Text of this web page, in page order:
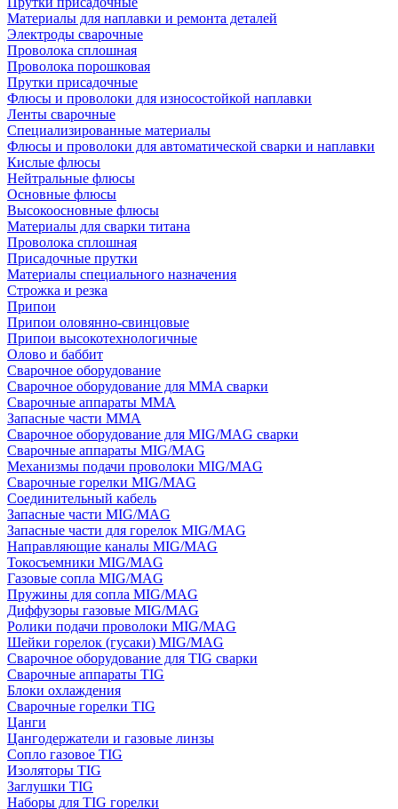
Материалы для наплавки и ремонта деталей
Электроды сварочные
Проволока сплошная
Проволока порошковая
Прутки присадочные
Флюсы и проволоки для износостойкой наплавки
Ленты сварочные
Специализированные материалы
Флюсы и проволоки для автоматической сварки и наплавки
Кислые флюсы
Нейтральные флюсы
Основные флюсы
Высокоосновные флюсы
Материалы для сварки титана
Проволока сплошная
Присадочные прутки
Материалы специального назначения
Строжка и резка
Припои
Припои оловянно-свинцовые
Припои высокотехнологичные
Олово и баббит
Сварочное оборудование
Сварочное оборудование для MMA сварки
Сварочные аппараты MMA
Запасные части MMA
Сварочное оборудование для MIG/MAG сварки
Сварочные аппараты MIG/MAG
Механизмы подачи проволоки MIG/MAG
Сварочные горелки MIG/MAG
Соединительный кабель
Запасные части MIG/MAG
Запасные части для горелок MIG/MAG
Направляющие каналы MIG/MAG
Токосъемники MIG/MAG
Газовые сопла MIG/MAG
Пружины для сопла MIG/MAG
Диффузоры газовые MIG/MAG
Ролики подачи проволоки MIG/MAG
Шейки горелок (гусаки) MIG/MAG
Сварочное оборудование для TIG сварки
Сварочные аппараты TIG
Блоки охлаждения
Сварочные горелки TIG
Цанги
Цангодержатели и газовые линзы
Сопло газовое TIG
Изоляторы TIG
Заглушки TIG
Наборы для TIG горелки